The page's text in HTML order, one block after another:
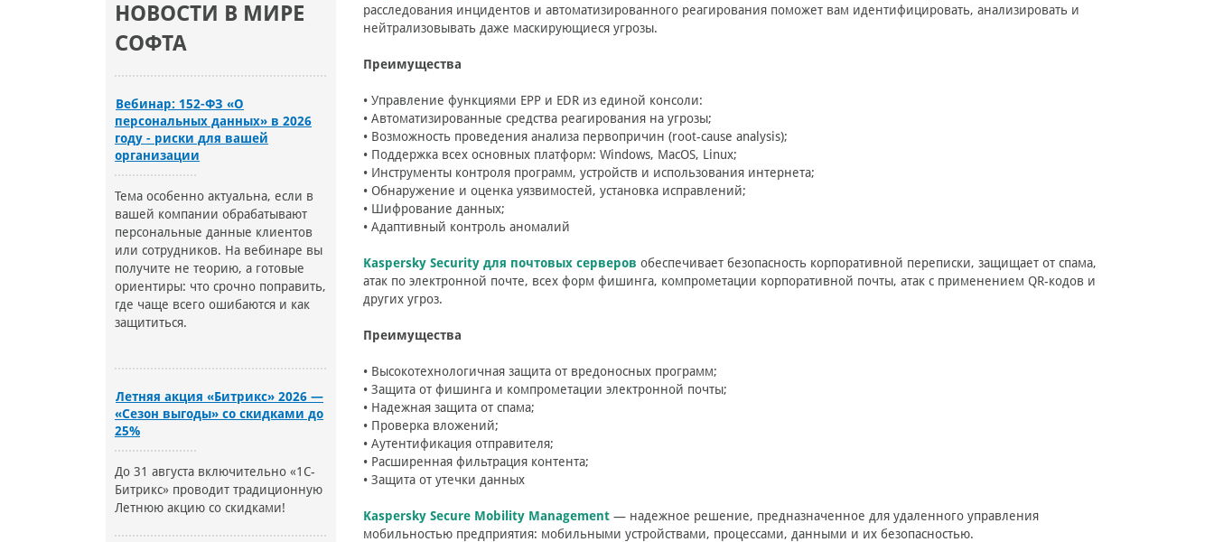
НОВОСТИ В МИРЕ
СОФТА
Вебинар: 152-ФЗ «О
персональных данных» в 2026
году - риски для вашей
организации
Тема особенно актуальна, если в
вашей компании обрабатывают
персональные данные клиентов
или сотрудников. На вебинаре вы
получите не теорию, а готовые
ориентиры: что срочно поправить,
где чаще всего ошибаются и как
защититься.
Летняя акция «Битрикс» 2026 —
«Сезон выгоды» со скидками до
25%
До 31 августа включительно «1С-
Битрикс» проводит традиционную
Летнюю акцию со скидками!
расследования инцидентов и автоматизированного реагирования поможет вам идентифицировать, анализировать и
нейтрализовывать даже маскирующиеся угрозы.
Преимущества
• Управление функциями EPP и EDR из единой консоли:
• Автоматизированные средства реагирования на угрозы;
• Возможность проведения анализа первопричин (root-cause analysis);
• Поддержка всех основных платформ: Windows, MacOS, Linux;
• Инструменты контроля программ, устройств и использования интернета;
• Обнаружение и оценка уязвимостей, установка исправлений;
• Шифрование данных;
• Адаптивный контроль аномалий
Kaspersky Security для почтовых серверов обеспечивает безопасность корпоративной переписки, защищает от спама,
атак по электронной почте, всех форм фишинга, компрометации корпоративной почты, атак с применением QR-кодов и
других угроз.
Преимущества
• Высокотехнологичная защита от вредоносных программ;
• Защита от фишинга и компрометации электронной почты;
• Надежная защита от спама;
• Проверка вложений;
• Аутентификация отправителя;
• Расширенная фильтрация контента;
• Защита от утечки данных
Kaspersky Secure Mobility Management — надежное решение, предназначенное для удаленного управления
мобильностью предприятия: мобильными устройствами, процессами, данными и их безопасностью.